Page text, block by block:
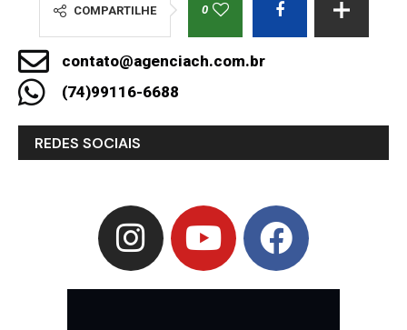
COMPARTILHE 0
contato@agenciach.com.br
(74)99116-6688
REDES SOCIAIS